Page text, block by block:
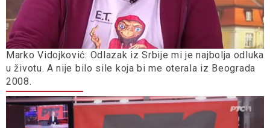
Marko Vidojković: Odlazak iz Srbije mi je najbolja odluka
u životu. A nije bilo sile koja bi me oterala iz Beograda
2008.